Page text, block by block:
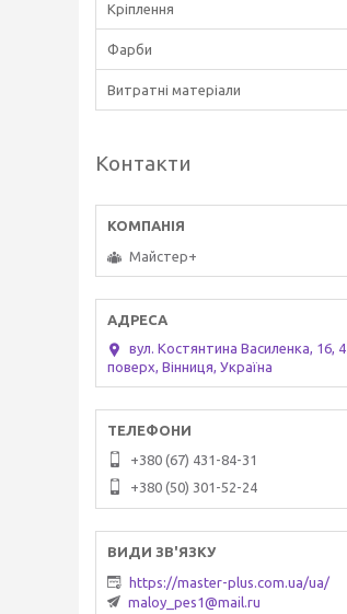
Кріплення
Фарби
Витратні матеріали
Контакти
Майстер+
вул. Костянтина Василенка, 16, 4
поверх, Вінниця, Україна
+380 (67) 431-84-31
+380 (50) 301-52-24
https://master-plus.com.ua/ua/
maloy_pes1@mail.ru